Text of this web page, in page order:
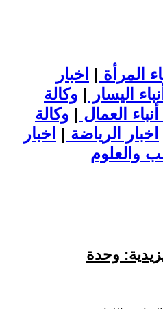
المرأة | اخبار
اليسار | وكالة
العمال | وكالة
اخبار الرياضة | اخبار
وحدة